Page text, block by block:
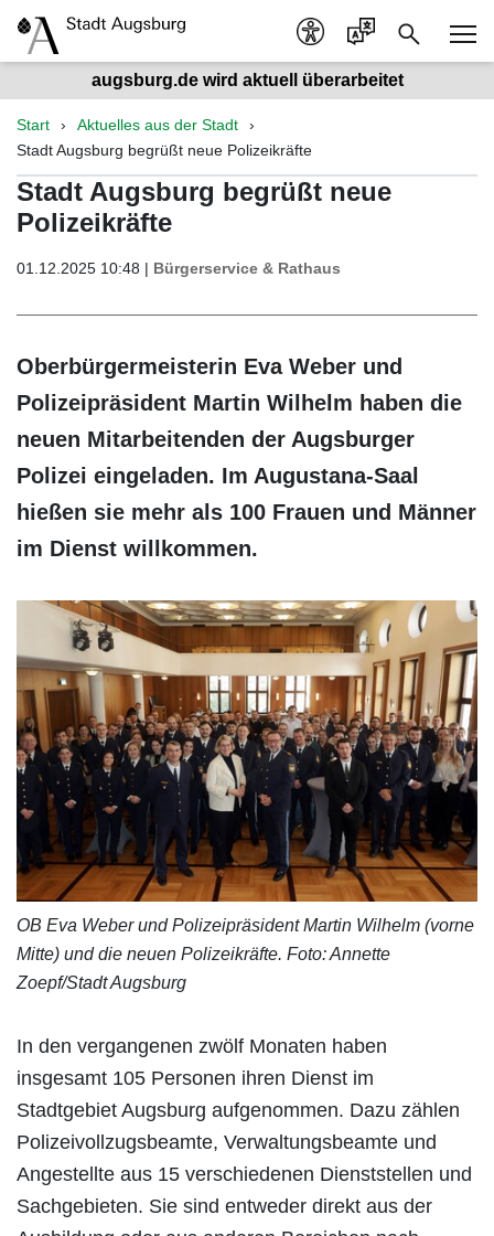
augsburg.de wird aktuell überarbeitet
Start
Aktuelles aus der Stadt
Stadt Augsburg begrüßt neue Polizeikräfte
Stadt Augsburg begrüßt neue
Polizeikräfte
01.12.2025 10:48 | Bürgerservice & Rathaus
Oberbürgermeisterin Eva Weber und
Polizeipräsident Martin Wilhelm haben die
neuen Mitarbeitenden der Augsburger
Polizei eingeladen. Im Augustana-Saal
hießen sie mehr als 100 Frauen und Männer
im Dienst willkommen.
OB Eva Weber und Polizeipräsident Martin Wilhelm (vorne
Mitte) und die neuen Polizeikräfte. Foto: Annette
Zoepf/Stadt Augsburg
In den vergangenen zwölf Monaten haben
insgesamt 105 Personen ihren Dienst im
Stadtgebiet Augsburg aufgenommen. Dazu zählen
Polizeivollzugsbeamte, Verwaltungsbeamte und
Angestellte aus 15 verschiedenen Dienststellen und
Sachgebieten. Sie sind entweder direkt aus der